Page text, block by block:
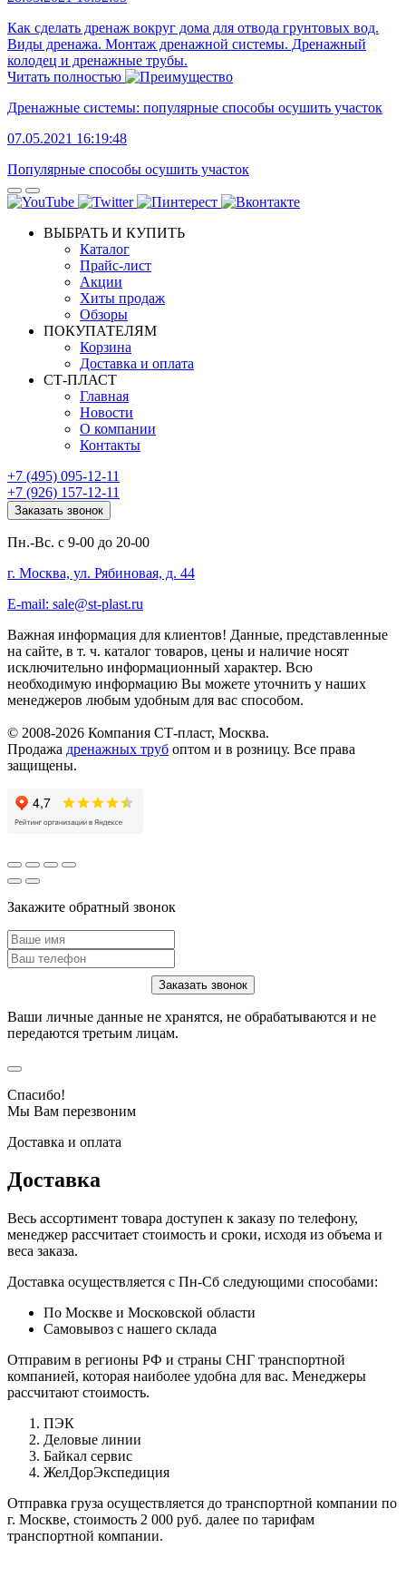
Как сделать дренаж вокруг дома для отвода грунтовых вод.
Виды дренажа. Монтаж дренажной системы. Дренажный
колодец и дренажные трубы.
Читать полностью
Дренажные системы: популярные способы осушить участок
07.05.2021 16:19:48
Популярные способы осушить участок
ВЫБРАТЬ И КУПИТЬ
Каталог
Прайс-лист
Акции
Хиты продаж
Обзоры
ПОКУПАТЕЛЯМ
Корзина
Доставка и оплата
СТ-ПЛАСТ
Главная
Новости
О компании
Контакты
+7 (495) 095-12-11
+7 (926) 157-12-11
Заказать звонок
Пн.-Вс. с 9-00 до 20-00
г. Москва, ул. Рябиновая, д. 44
E-mail: sale@st-plast.ru
Важная информация для клиентов! Данные, представленные
на сайте, в т. ч. каталог товаров, цены и наличие носят
исключительно информационный характер. Всю
необходимую информацию Вы можете уточнить у наших
менеджеров любым удобным для вас способом.
© 2008-2026 Компания СТ-пласт, Москва.
Продажа дренажных труб оптом и в розницу. Все права
защищены.
Закажите обратный звонок
Ваши личные данные не хранятся, не обрабатываются и не
передаются третьим лицам.
Спасибо!
Мы Вам перезвоним
Доставка и оплата
Доставка
Весь ассортимент товара доступен к заказу по телефону,
менеджер рассчитает стоимость и сроки, исходя из объема и
веса заказа.
Доставка осуществляется с Пн-Сб следующими способами:
По Москве и Московской области
Самовывоз с нашего склада
Отправим в регионы РФ и страны СНГ транспортной
компанией, которая наиболее удобна для вас. Менеджеры
рассчитают стоимость.
ПЭК
Деловые линии
Байкал сервис
ЖелДорЭкспедиция
Отправка груза осуществляется до транспортной компании по
г. Москве, стоимость 2 000 руб. далее по тарифам
транспортной компании.